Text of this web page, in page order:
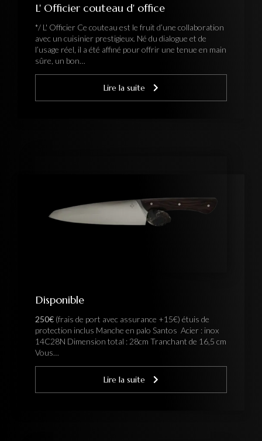
L' Officier couteau d' office
*/ L' Officier Ce couteau est le fruit d’une collaboration
avec un cuisinier prestigieux. Né du dialogue et de
l’usage réel, il a été affiné pour offrir une tenue en main
sûre, un bon…
Lire la suite
Disponible
250€ (frais de port avec assurance +15€) étuis de
protection inclus Manche en palo Santos Acier : inox
14C28N Dimension total : 28cm Tranchant de 16,5 cm
Vous…
Lire la suite